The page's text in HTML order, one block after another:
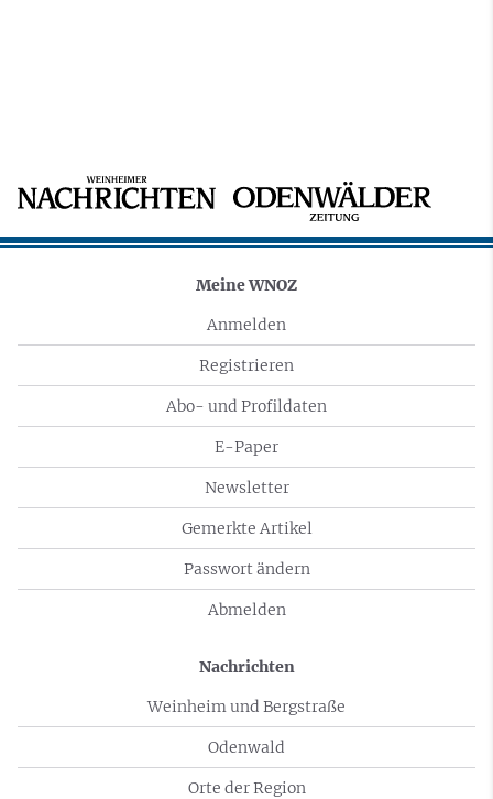
Meine WNOZ
Anmelden
Registrieren
Abo- und Profildaten
E-Paper
Newsletter
Gemerkte Artikel
Passwort ändern
Abmelden
Nachrichten
Weinheim und Bergstraße
Odenwald
Orte der Region